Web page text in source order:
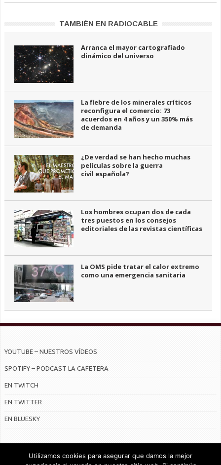
TAMBIÉN EN RADIOCABLE
Arranca el mayor cartografiado
dinámico del universo
La fiebre de los minerales críticos
reconfigura el comercio: 73
acuerdos en 4 años y un 350% más
de demanda
¿De verdad se han hecho muchas
películas sobre la guerra
civil española?
Los hombres ocupan dos de cada
tres puestos en los consejos
editoriales de las revistas científicas
La OMS pide tratar el calor extremo
como una emergencia sanitaria
YOUTUBE – NUESTROS VÍDEOS
SPOTIFY – PODCAST LA CAFETERA
EN TWITCH
EN TWITTER
EN BLUESKY
Utilizamos cookies para asegurar que damos la mejor